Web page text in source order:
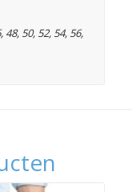
, 48, 50, 52, 54, 56,